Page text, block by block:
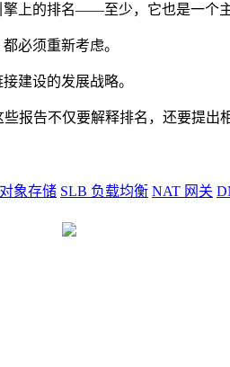
上的排名——至少，它也是一个
必须重新考虑。
建设的发展战略。
告不仅要解释排名，还要提出
对象存储 SLB 负载均衡 NAT 网关